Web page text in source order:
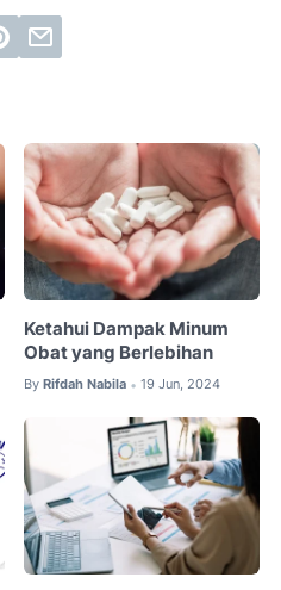
Ketahui Dampak Minum
Obat yang Berlebihan
By Rifdah Nabila • 19 Jun, 2024